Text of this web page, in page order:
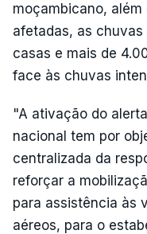
moçambicano, além
afetadas, as chuvas
casas e mais de
face às chuvas
"A ativação do
nacional tem por
centralizada da
reforçar a
para assistência às
aéreos, para o